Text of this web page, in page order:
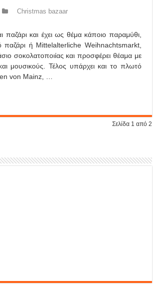
Christmas bazaar
παζάρι και έχει ως θέμα κάποιο παραμύθι,
παζάρι ή Mittelalterliche Weihnachtsmarkt,
σοκολατοποιίας και προσφέρει θέαμα με
μουσικούς. Τέλος υπάρχει και το πλωτό
von Mainz, …
Σελίδα 1 από 2